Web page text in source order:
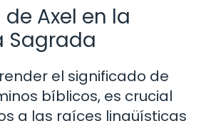
de Axel en la
Sagrada
el significado de
bíblicos, es crucial
a las raíces lingüísticas